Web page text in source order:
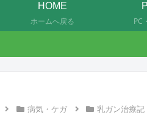
HOME
ホームへ戻る
PC
病気・ケガ 乳ガン治療記